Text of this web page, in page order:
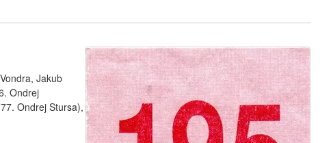
Jakub
Ondrej
Ondrej Stursa),